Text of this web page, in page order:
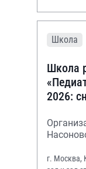
Школа
Школа
2026:
г. Москва,